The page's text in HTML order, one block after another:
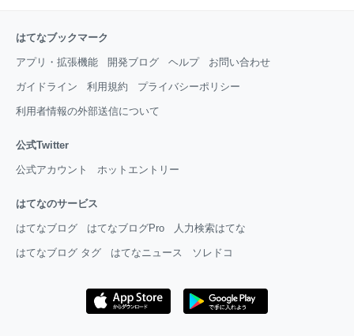
はてなブックマーク
アプリ・拡張機能 開発ブログ ヘルプ お問い合わせ
ガイドライン 利用規約 プライバシーポリシー
利用者情報の外部送信について
公式Twitter
公式アカウント ホットエントリー
はてなのサービス
はてなブログ はてなブログPro 人力検索はてな
はてなブログ タグ はてなニュース ソレドコ